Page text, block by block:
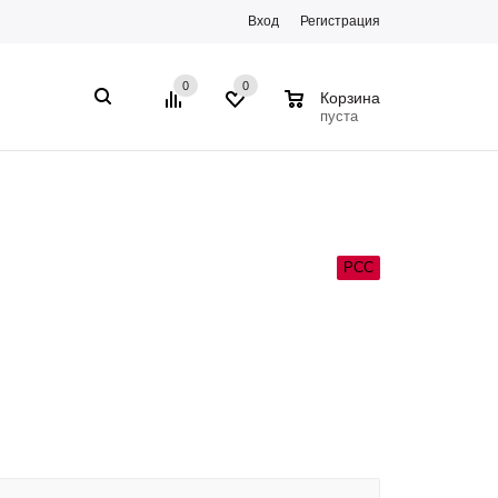
Вход Регистрация
0 0
Корзина
пуста
РСС